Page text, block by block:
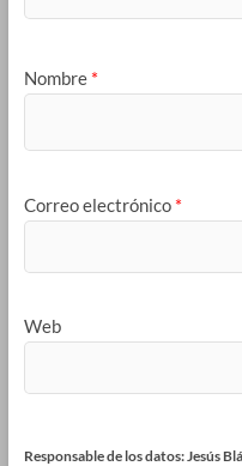
Nombre *
Correo electrónico *
Web
Responsable de los datos: Jesús